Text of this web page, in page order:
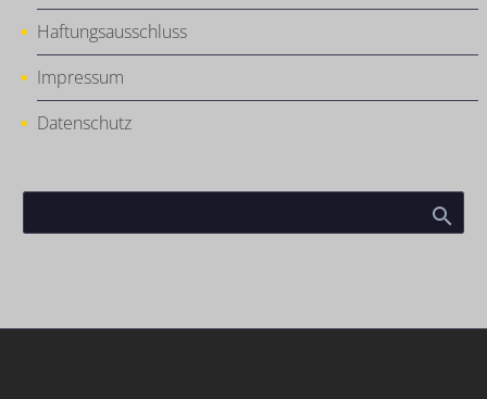
Haftungsausschluss
Impressum
Datenschutz